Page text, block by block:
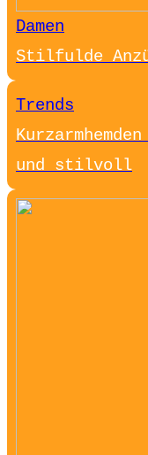
Damen
Stilfulde
Trends
und stilvoll